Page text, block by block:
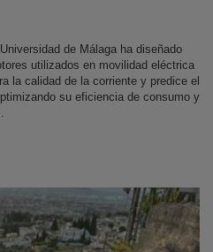
de Málaga ha diseñado
utilizados en movilidad eléctrica
la calidad de la corriente y predice el
su eficiencia de consumo y